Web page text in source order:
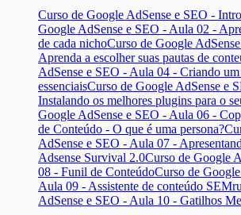
Curso de Google AdSense e SEO -
Google AdSense e SEO - Aula 02 -
de cada nichoCurso de Google
Aprenda a escolher suas pautas de
AdSense e SEO - Aula 04 - Criando
essenciaisCurso de Google AdSense e
Instalando os melhores plugins para o
Google AdSense e SEO - Aula 06 -
de Conteúdo - O que é uma persona?
AdSense e SEO - Aula 07 -
Adsense Survival 2.0Curso de Google
08 - Funil de ConteúdoCurso de
Aula 09 - Assistente de conteúdo
AdSense e SEO - Aula 10 - Gatilhos